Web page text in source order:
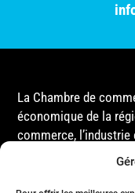
La Chambre de
économique de la
commerce,
intérêts de ses